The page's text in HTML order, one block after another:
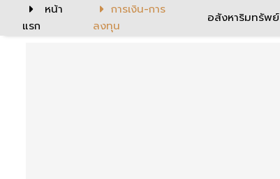
หน้า
แรก
การเงิน-การ
ลงทุน
อสังหาริมทรัพย์